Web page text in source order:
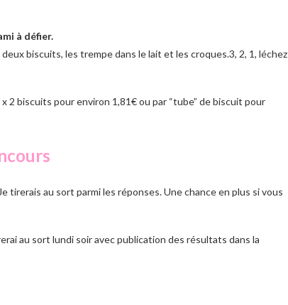
à défier.
biscuits, les trempe dans le lait et les croques.3, 2, 1, léchez
2 biscuits pour environ 1,81€ ou par “tube” de biscuit pour
tirerais au sort parmi les réponses. Une chance en plus si vous
au sort lundi soir avec publication des résultats dans la